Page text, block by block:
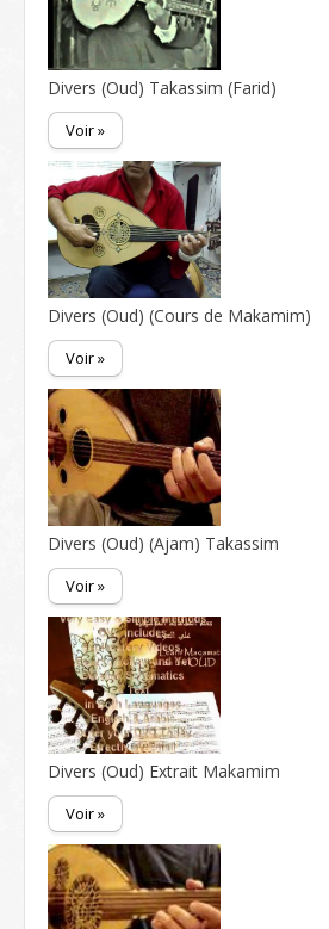
Divers (Oud) Takassim (Farid)
Voir »
Divers (Oud) (Cours de Makamim)
Voir »
Divers (Oud) (Ajam) Takassim
Voir »
Divers (Oud) Extrait Makamim
Voir »